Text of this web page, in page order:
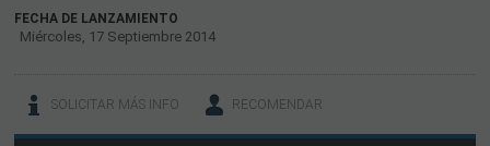
FECHA DE LANZAMIENTO
Miércoles, 17 Septiembre 2014
SOLICITAR MÁS INFO RECOMENDAR